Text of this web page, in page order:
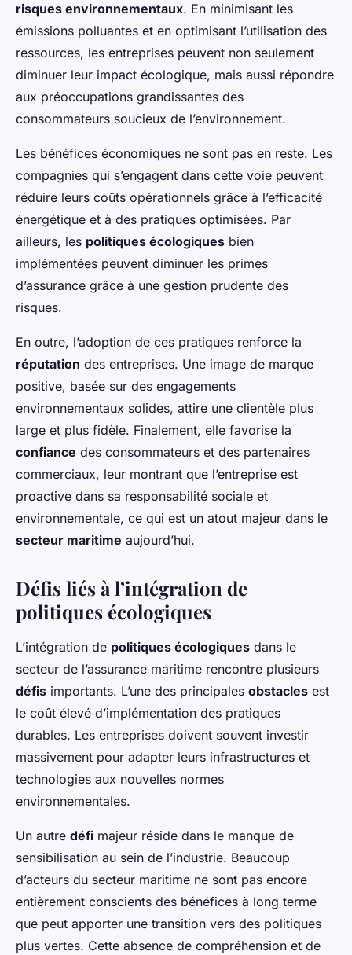
risques environnementaux. En minimisant les
émissions polluantes et en optimisant l’utilisation des
ressources, les entreprises peuvent non seulement
diminuer leur impact écologique, mais aussi répondre
aux préoccupations grandissantes des
consommateurs soucieux de l’environnement.
Les bénéfices économiques ne sont pas en reste. Les
compagnies qui s’engagent dans cette voie peuvent
réduire leurs coûts opérationnels grâce à l’efficacité
énergétique et à des pratiques optimisées. Par
ailleurs, les politiques écologiques bien
implémentées peuvent diminuer les primes
d’assurance grâce à une gestion prudente des
risques.
En outre, l’adoption de ces pratiques renforce la
réputation des entreprises. Une image de marque
positive, basée sur des engagements
environnementaux solides, attire une clientèle plus
large et plus fidèle. Finalement, elle favorise la
confiance des consommateurs et des partenaires
commerciaux, leur montrant que l’entreprise est
proactive dans sa responsabilité sociale et
environnementale, ce qui est un atout majeur dans le
secteur maritime aujourd’hui.
Défis liés à l’intégration de
politiques écologiques
L’intégration de politiques écologiques dans le
secteur de l’assurance maritime rencontre plusieurs
défis importants. L’une des principales obstacles est
le coût élevé d’implémentation des pratiques
durables. Les entreprises doivent souvent investir
massivement pour adapter leurs infrastructures et
technologies aux nouvelles normes
environnementales.
Un autre défi majeur réside dans le manque de
sensibilisation au sein de l’industrie. Beaucoup
d’acteurs du secteur maritime ne sont pas encore
entièrement conscients des bénéfices à long terme
que peut apporter une transition vers des politiques
plus vertes. Cette absence de compréhension et de